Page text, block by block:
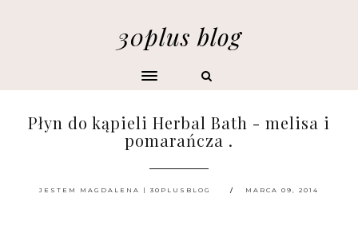
30plus blog
Płyn do kąpieli Herbal Bath - melisa i
pomarańcza .
JESTEM MAGDALENA | 30PLUSBLOG MARCA 09, 2014